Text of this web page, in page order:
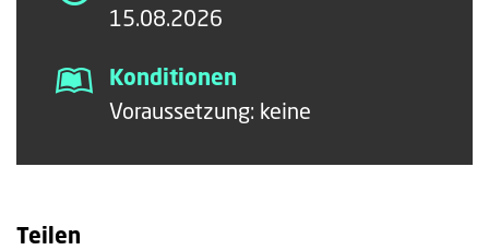
15.08.2026
Konditionen
Voraussetzung: keine
Teilen